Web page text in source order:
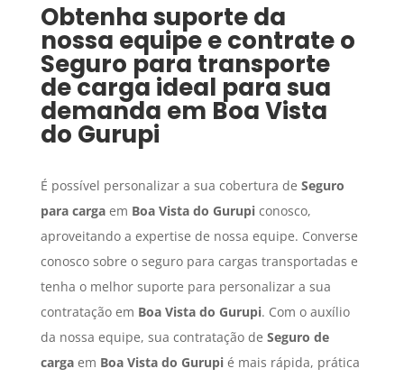
Obtenha suporte da
nossa equipe e contrate o
Seguro para transporte
de carga ideal para sua
demanda em Boa Vista
do Gurupi
É possível personalizar a sua cobertura de Seguro
para cargaem Boa Vista do Gurupiconosco,
aproveitando a expertise de nossa equipe. Converse
conosco sobre o seguro para cargas transportadas e
tenha o melhor suporte para personalizar a sua
contratação em Boa Vista do Gurupi. Com o auxílio
da nossa equipe, sua contratação de Seguro de
cargaem Boa Vista do Gurupié mais rápida, prática